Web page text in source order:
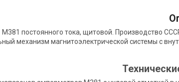
постоянного тока, щитовой. Производство
механизм магнитоэлектрической системы с